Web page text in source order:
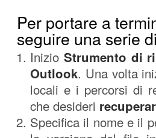
Per portare a
seguire una serie
Inizio Strumento di
Outlook. Una volta
locali e i percorsi di
che desideri
Specifica il nome e il